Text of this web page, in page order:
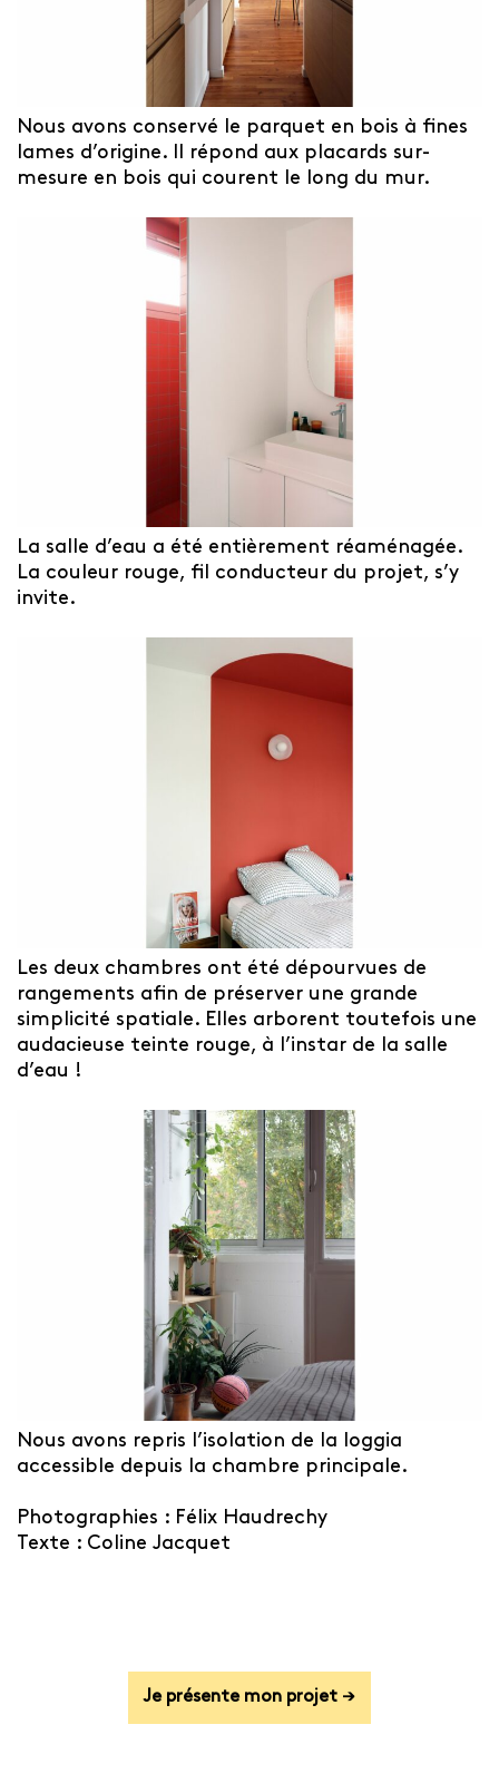
Nous avons conservé le parquet en bois à fines
lames d’origine. Il répond aux placards sur-
mesure en bois qui courent le long du mur.
La salle d’eau a été entièrement réaménagée.
La couleur rouge, fil conducteur du projet, s’y
invite.
Les deux chambres ont été dépourvues de
rangements afin de préserver une grande
simplicité spatiale. Elles arborent toutefois une
audacieuse teinte rouge, à l’instar de la salle
d’eau !
Nous avons repris l’isolation de la loggia
accessible depuis la chambre principale.
Photographies : Félix Haudrechy
Texte : Coline Jacquet
Je présente mon projet →